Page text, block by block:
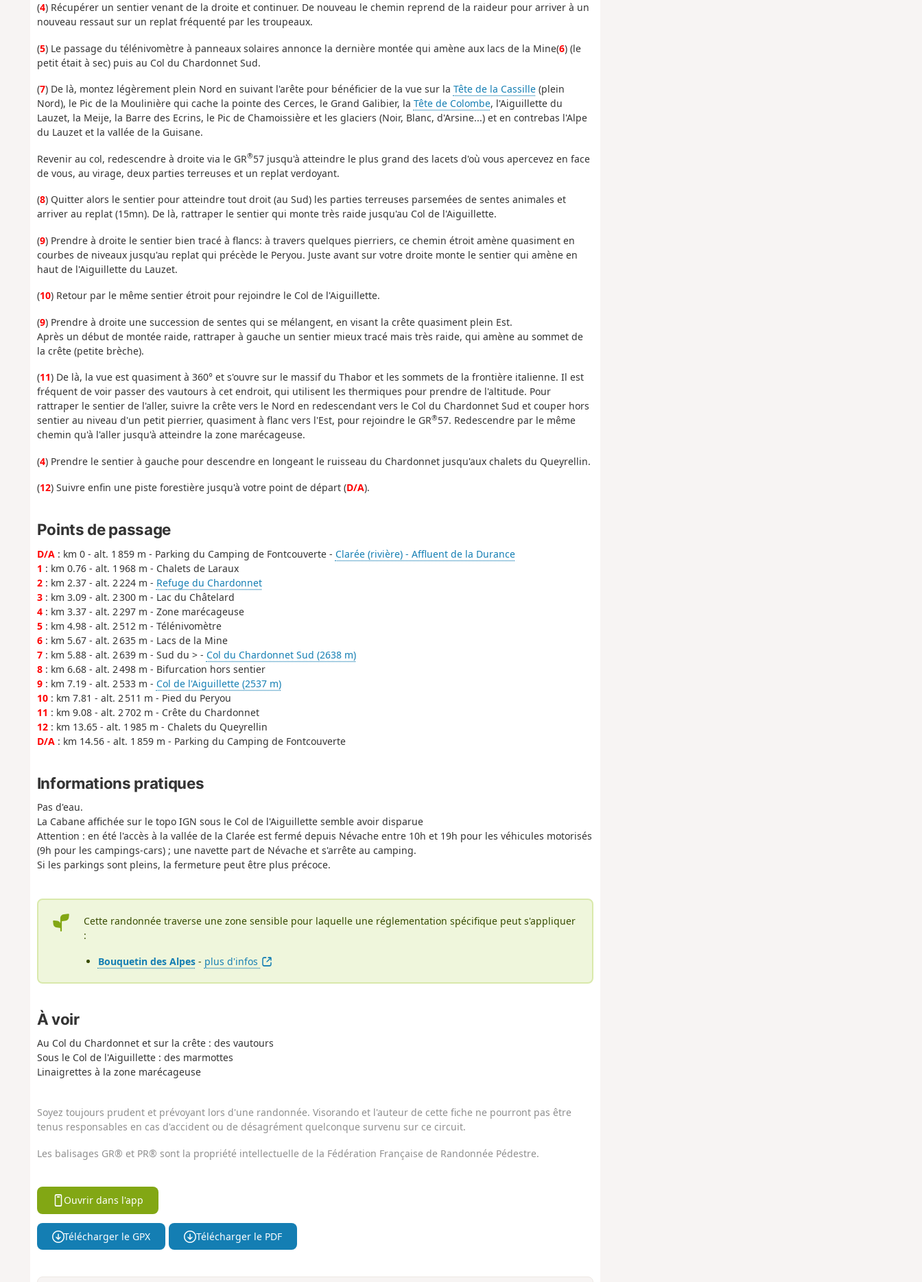
(4) Récupérer un sentier venant de la droite et continuer. De nouveau le chemin reprend de la raideur pour arriver à un
nouveau ressaut sur un replat fréquenté par les troupeaux.
(5) Le passage du télénivomètre à panneaux solaires annonce la dernière montée qui amène aux lacs de la Mine(6) (le
petit était à sec) puis au Col du Chardonnet Sud.
(7) De là, montez légèrement plein Nord en suivant l'arête pour bénéficier de la vue sur la Tête de la Cassille(plein
Nord), le Pic de la Moulinière qui cache la pointe des Cerces, le Grand Galibier, la Tête de Colombe, l'Aiguillette du
Lauzet, la Meije, la Barre des Ecrins, le Pic de Chamoissière et les glaciers (Noir, Blanc, d'Arsine...) et en contrebas l'Alpe
du Lauzet et la vallée de la Guisane.
Revenir au col, redescendre à droite via le GR®57 jusqu'à atteindre le plus grand des lacets d'où vous apercevez en face
de vous, au virage, deux parties terreuses et un replat verdoyant.
(8) Quitter alors le sentier pour atteindre tout droit (au Sud) les parties terreuses parsemées de sentes animales et
arriver au replat (15mn). De là, rattraper le sentier qui monte très raide jusqu'au Col de l'Aiguillette.
(9) Prendre à droite le sentier bien tracé à flancs: à travers quelques pierriers, ce chemin étroit amène quasiment en
courbes de niveaux jusqu'au replat qui précède le Peryou. Juste avant sur votre droite monte le sentier qui amène en
haut de l'Aiguillette du Lauzet.
(10) Retour par le même sentier étroit pour rejoindre le Col de l'Aiguillette.
(9) Prendre à droite une succession de sentes qui se mélangent, en visant la crête quasiment plein Est.
Après un début de montée raide, rattraper à gauche un sentier mieux tracé mais très raide, qui amène au sommet de
la crête (petite brèche).
(11) De là, la vue est quasiment à 360° et s'ouvre sur le massif du Thabor et les sommets de la frontière italienne. Il est
fréquent de voir passer des vautours à cet endroit, qui utilisent les thermiques pour prendre de l'altitude. Pour
rattraper le sentier de l'aller, suivre la crête vers le Nord en redescendant vers le Col du Chardonnet Sud et couper hors
sentier au niveau d'un petit pierrier, quasiment à flanc vers l'Est, pour rejoindre le GR®57. Redescendre par le même
chemin qu'à l'aller jusqu'à atteindre la zone marécageuse.
(4) Prendre le sentier à gauche pour descendre en longeant le ruisseau du Chardonnet jusqu'aux chalets du Queyrellin.
(12) Suivre enfin une piste forestière jusqu'à votre point de départ (D/A).
Points de passage
D/A: km 0 - alt. 1 859 m - Parking du Camping de Fontcouverte - Clarée (rivière) - Affluent de la Durance
1 : km 0.76 - alt. 1 968 m - Chalets de Laraux
2: km 2.37 - alt. 2 224 m - Refuge du Chardonnet
3: km 3.09 - alt. 2 300 m - Lac du Châtelard
4: km 3.37 - alt. 2 297 m - Zone marécageuse
5: km 4.98 - alt. 2 512 m - Télénivomètre
6: km 5.67 - alt. 2 635 m - Lacs de la Mine
7: km 5.88 - alt. 2 639 m - Sud du > - Col du Chardonnet Sud (2638 m)
8: km 6.68 - alt. 2 498 m - Bifurcation hors sentier
9: km 7.19 - alt. 2 533 m - Col de l'Aiguillette (2537 m)
10: km 7.81 - alt. 2 511 m - Pied du Peryou
11 : km 9.08 - alt. 2 702 m - Crête du Chardonnet
12: km 13.65 - alt. 1 985 m - Chalets du Queyrellin
D/A: km 14.56 - alt. 1 859 m - Parking du Camping de Fontcouverte
Informations pratiques
Pas d'eau.
La Cabane affichée sur le topo IGN sous le Col de l'Aiguillette semble avoir disparue
Attention : en été l'accès à la vallée de la Clarée est fermé depuis Névache entre 10h et 19h pour les véhicules motorisés
(9h pour les campings-cars) ; une navette part de Névache et s'arrête au camping.
Si les parkings sont pleins, la fermeture peut être plus précoce.
Cette randonnée traverse une zone sensible pour laquelle une réglementation spécifique peut s'appliquer
:
Bouquetin des Alpes- plus d'infos
À voir
Au Col du Chardonnet et sur la crête : des vautours
Sous le Col de l'Aiguillette : des marmottes
Linaigrettes à la zone marécageuse
Soyez toujours prudent et prévoyant lors d'une randonnée. Visorando et l'auteur de cette fiche ne pourront pas être
tenus responsables en cas d'accident ou de désagrément quelconque survenu sur ce circuit.
Les balisages GR® et PR® sont la propriété intellectuelle de la Fédération Française de Randonnée Pédestre.
Ouvrir dans l'app
Télécharger le GPX Télécharger le PDF